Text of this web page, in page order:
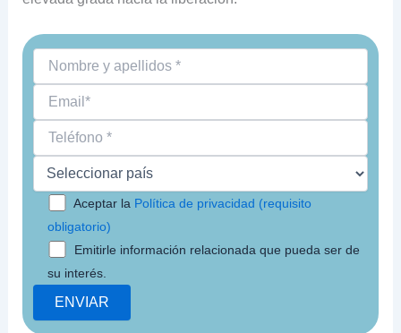
Aceptar la Política de privacidad (requisito
obligatorio)
Emitirle información relacionada que pueda ser de
su interés.